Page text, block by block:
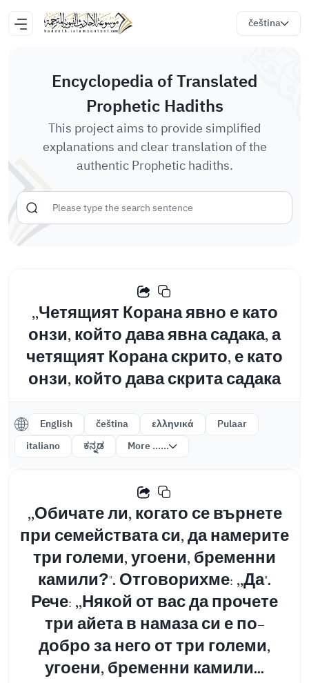
čeština
Encyclopedia of Translated
Prophetic Hadiths
This project aims to provide simplified
explanations and clear translation of the
authentic Prophetic hadiths.
,,Четящият Корана явно е като
онзи, който дава явна садака, а
четящият Корана скрито, е като
онзи, който дава скрита садака
English čeština ελληνικά
Pulaar
italiano
ಕನ್ನಡ More ......
,,Обичате ли, когато се върнете
при семействата си, да намерите
три големи, угоени, бременни
камили?". Отговорихме: ,,Да".
Рече: ,,Някой от вас да прочете
три айета в намаза си е по-
добро за него от три големи,
угоени, бременни камили...